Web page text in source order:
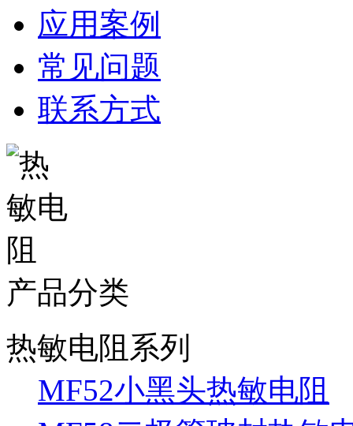
应用案例
常见问题
联系方式
产品分类
热敏电阻系列
MF52小黑头热敏电阻